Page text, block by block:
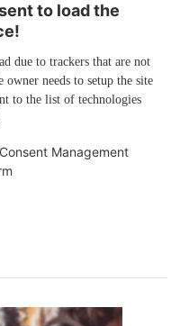
to load the
due to trackers that are not
needs to setup the site
to the list of technologies
Management